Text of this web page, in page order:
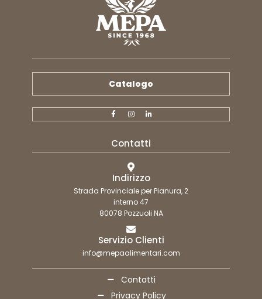
Catalogo
Contatti
Indirizzo
Strada Provinciale per Pianura, 2
interno 47
80078 Pozzuoli NA
Servizio Clienti
info@mepaalimentari.com
Contatti
Privacy Policy